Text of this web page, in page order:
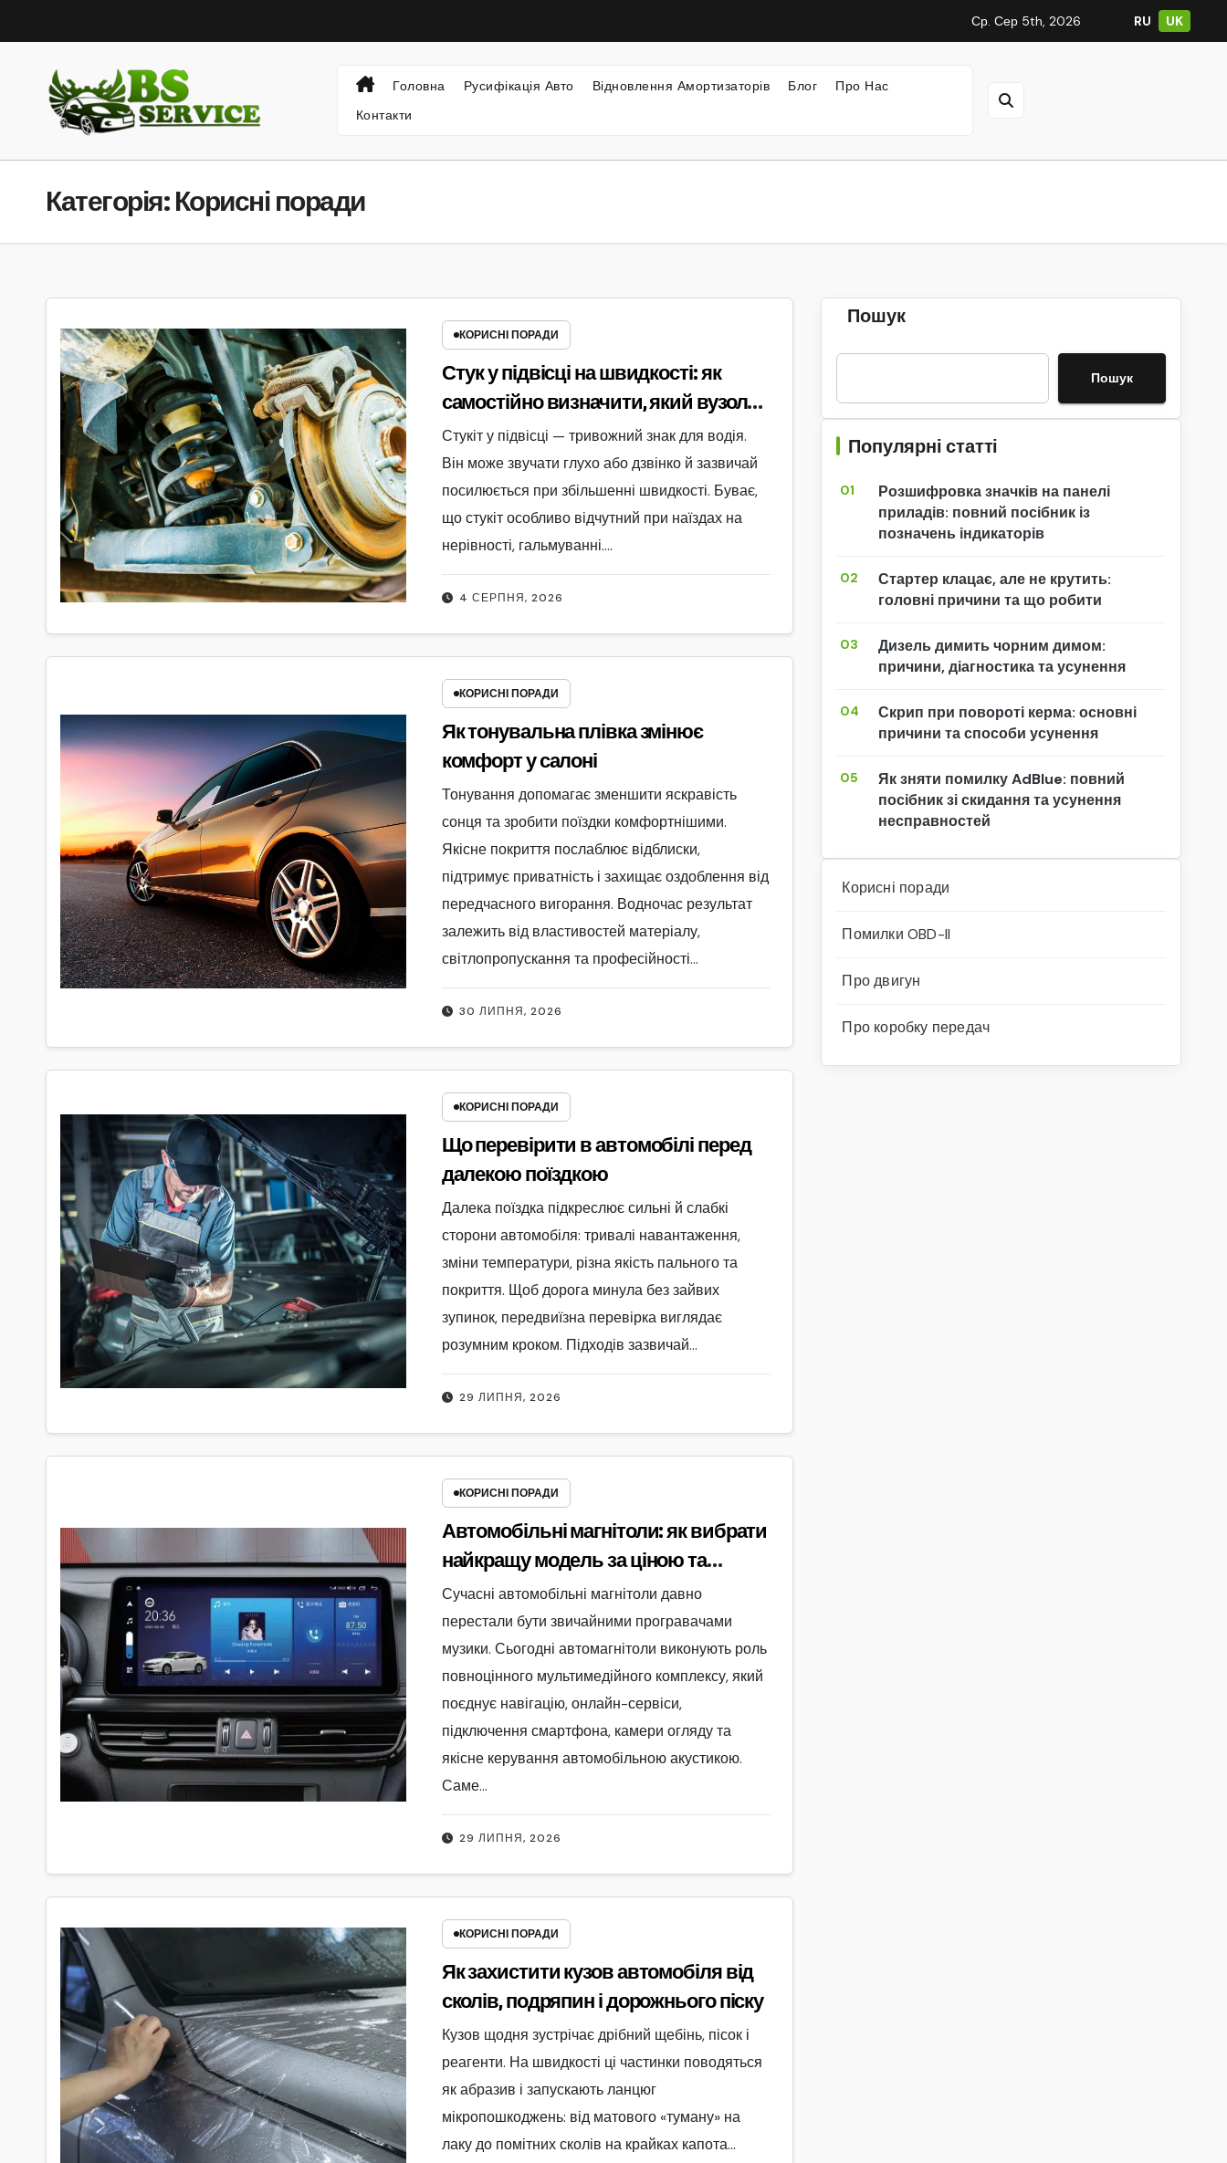
to
Ср. Сер 5th, 2026 RU UK
Головна Русифікація Авто Відновлення Амортизаторів Блог
Про Нас
Контакти
Категорія:Корисні поради
КОРИСНІ ПОРАДИ
Стук у підвісці на швидкості: як
самостійно визначити, який вузол
зношений
4 СЕРПНЯ, 2026
Стукіт у підвісці — тривожний знак для водія.
Він може звучати глухо або дзвінко й зазвичай
посилюється при збільшенні швидкості. Буває,
що стукіт особливо відчутний при наїздах на
нерівності, гальмуванні.…
КОРИСНІ ПОРАДИ
Як тонувальна плівка змінює
комфорт у салоні
30 ЛИПНЯ, 2026
Тонування допомагає зменшити яскравість
сонця та зробити поїздки комфортнішими.
Якісне покриття послаблює відблиски,
підтримує приватність і захищає оздоблення від
передчасного вигорання. Водночас результат
залежить від властивостей матеріалу,
світлопропускання та професійності…
КОРИСНІ ПОРАДИ
Що перевірити в автомобілі перед
далекою поїздкою
29 ЛИПНЯ, 2026
Далека поїздка підкреслює сильні й слабкі
сторони автомобіля: тривалі навантаження,
зміни температури, різна якість пального та
покриття. Щоб дорога минула без зайвих
зупинок, передвиїзна перевірка виглядає
розумним кроком. Підходів зазвичай…
КОРИСНІ ПОРАДИ
Автомобільні магнітоли: як вибрати
найкращу модель за ціною та
можливостями
29 ЛИПНЯ, 2026
Сучасні автомобільні магнітоли давно
перестали бути звичайними програвачами
музики. Сьогодні автомагнітоли виконують роль
повноцінного мультимедійного комплексу, який
поєднує навігацію, онлайн-сервіси,
підключення смартфона, камери огляду та
якісне керування автомобільною акустикою.
Саме…
КОРИСНІ ПОРАДИ
Як захистити кузов автомобіля від
сколів, подряпин і дорожнього піску
Кузов щодня зустрічає дрібний щебінь, пісок і
реагенти. На швидкості ці частинки поводяться
як абразив і запускають ланцюг
мікропошкоджень: від матового «туману» на
лаку до помітних сколів на крайках капота…
Пошук
Пошук
Популярні статті
01
Розшифровка значків на панелі
приладів: повний посібник із
позначень індикаторів
02
Стартер клацає, але не крутить:
головні причини та що робити
03
Дизель димить чорним димом:
причини, діагностика та усунення
04
Скрип при повороті керма: основні
причини та способи усунення
05
Як зняти помилку AdBlue: повний
посібник зі скидання та усунення
несправностей
Корисні поради
Помилки OBD-II
Про двигун
Про коробку передач